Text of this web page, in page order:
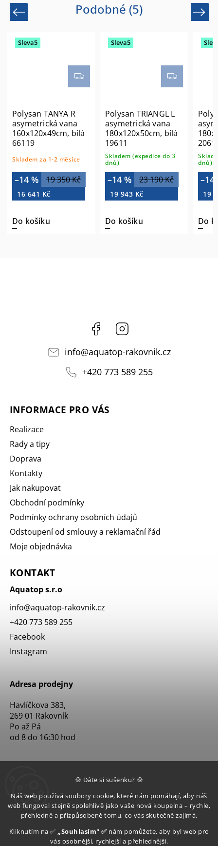
🍪 Dáte si sušenku? 🍪
Náš web používá soubory cookie, které nám pomáhají, aby náš
web fungoval stejně spolehlivě jako vaše nová koupelna – rychle,
přehledně a přizpůsobeně tomu, co vás skutečně zajímá.
Kliknutím na ✅ „Souhlasím" ✅ nám pomůžete, aby byl web pro
vás osobnější, rychlejší a přehlednější.
Podobné (5)
Previous
Sleva5
Polysan TANYA R
asymetrická vana
160x120x49cm, bílá
66119
Skladem za 1-2 měsíce
19 350 Kč
–14 %
16 641 Kč
Do košíku
Sleva5
Polysan TRIANGL L
asymetrická vana
180x120x50cm, bílá
19611
Skladem (expedice do 3
dnů)
23 190 Kč
–14 %
19 943 Kč
Do košíku
dnů)
–14
19
Do
Next
Facebook
info@aquatop-rakovnik.cz
+420 773 589 255
INFORMACE PRO VÁS
Realizace
Rady a tipy
Doprava
Kontakty
Jak nakupovat
Obchodní podmínky
Podmínky ochrany osobních údajů
Odstoupení od smlouvy a reklamační řád
Moje objednávka
KONTAKT
Aquatop s.r.o
info@aquatop-rakovnik.cz
+420 773 589 255
Facebook
Instagram
Adresa prodejny
Havlíčkova 383,
269 01 Rakovník
Po až Pá
od 8 do 16:30 hod